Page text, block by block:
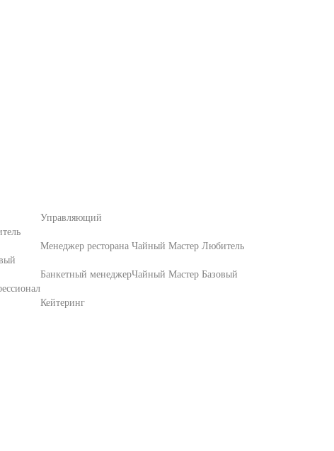
Управляющий
Менеджер ресторана
Банкетный менеджер
Кейтеринг
Чайный Мастер Любитель
Чайный Мастер Базовый